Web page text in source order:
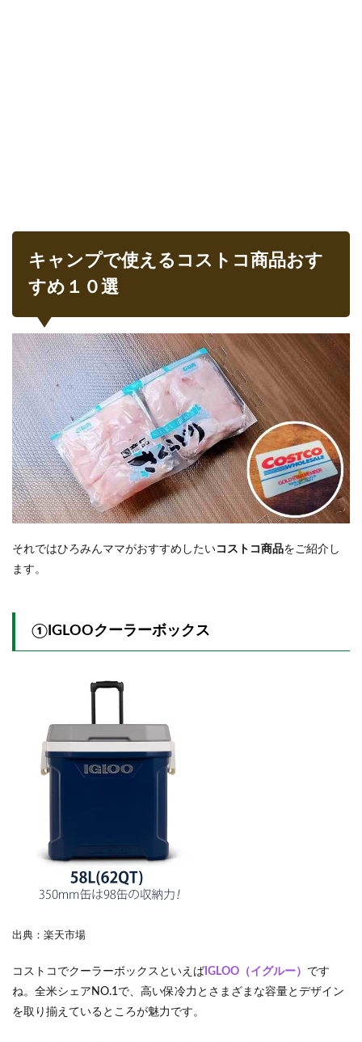
キャンプで使えるコストコ商品おす
すめ１０選
それではひろみんママがおすすめしたいコストコ商品をご紹介し
ます。
①IGLOOクーラーボックス
出典：楽天市場
コストコでクーラーボックスといえば IGLOO（イグルー） です
ね。全米シェアNO.1で、高い保冷力とさまざまな容量とデザイン
を取り揃えているところが魅力です。